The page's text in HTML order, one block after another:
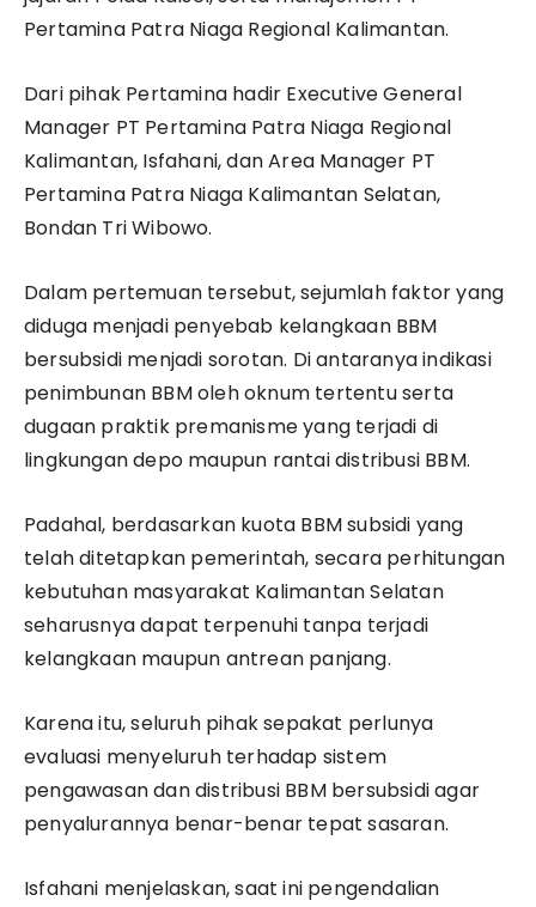
Pertamina Patra Niaga Regional Kalimantan.
Dari pihak Pertamina hadir Executive General
Manager PT Pertamina Patra Niaga Regional
Kalimantan, Isfahani, dan Area Manager PT
Pertamina Patra Niaga Kalimantan Selatan,
Bondan Tri Wibowo.
Dalam pertemuan tersebut, sejumlah faktor yang
diduga menjadi penyebab kelangkaan BBM
bersubsidi menjadi sorotan. Di antaranya indikasi
penimbunan BBM oleh oknum tertentu serta
dugaan praktik premanisme yang terjadi di
lingkungan depo maupun rantai distribusi BBM.
Padahal, berdasarkan kuota BBM subsidi yang
telah ditetapkan pemerintah, secara perhitungan
kebutuhan masyarakat Kalimantan Selatan
seharusnya dapat terpenuhi tanpa terjadi
kelangkaan maupun antrean panjang.
Karena itu, seluruh pihak sepakat perlunya
evaluasi menyeluruh terhadap sistem
pengawasan dan distribusi BBM bersubsidi agar
penyalurannya benar-benar tepat sasaran.
Isfahani menjelaskan, saat ini pengendalian